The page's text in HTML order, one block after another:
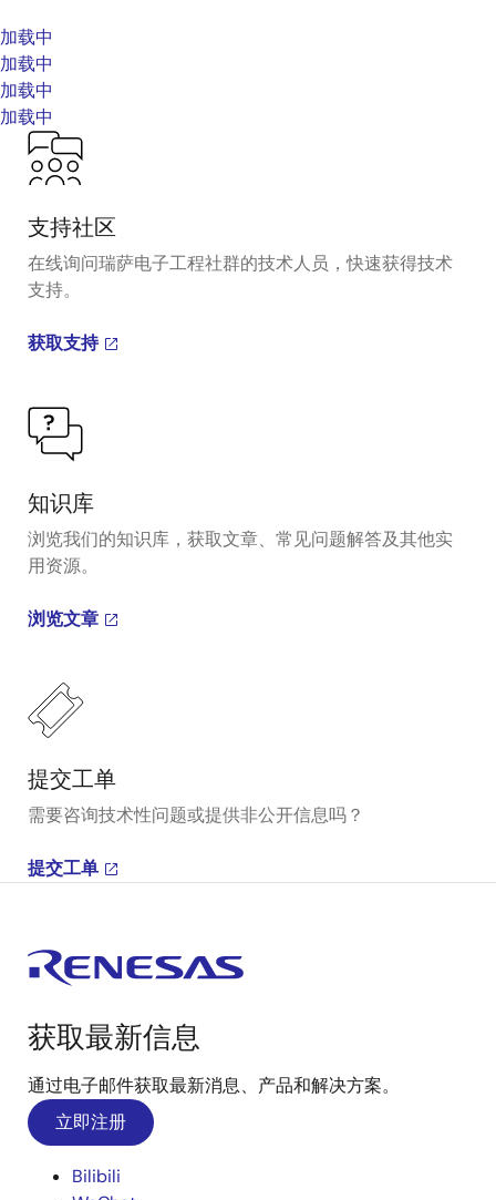
加载中
加载中
加载中
加载中
支持社区
在线询问瑞萨电子工程社群的技术人员，快速获得技术
支持。
获取支持
知识库
浏览我们的知识库，获取文章、常见问题解答及其他实
用资源。
浏览文章
提交工单
需要咨询技术性问题或提供非公开信息吗？
提交工单
获取最新信息
通过电子邮件获取最新消息、产品和解决方案。
立即注册
Bilibili